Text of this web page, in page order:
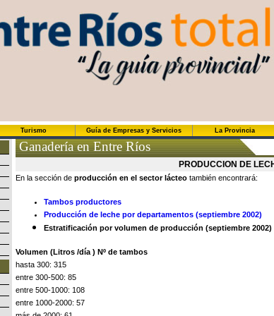
Turismo Guía de Empresas y Servicios La Provincia
Ganadería en Entre Ríos
PRODUCCION DE
En la sección de producción en el sector lácteo también encontrará:
Tambos productores
Producción de leche por departamentos (septiembre 2002)
Estratificación por volumen de producción (septiembre 2002)
Volumen (Litros /día ) Nº de tambos
hasta 300: 315
entre 300-500: 85
entre 500-1000: 108
entre 1000-2000: 57